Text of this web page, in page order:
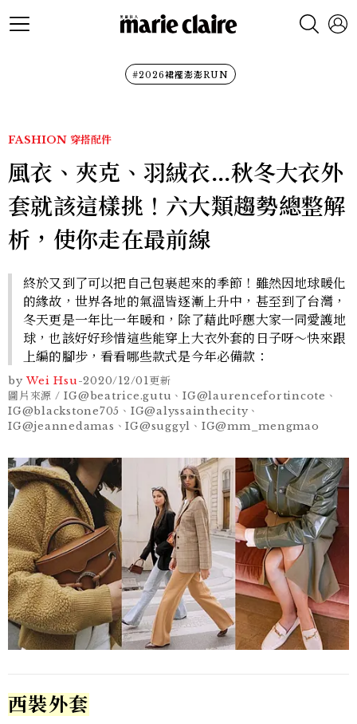
#2026裙襬澎澎RUN
FASHION 穿搭配件
風衣、夾克、羽絨衣...秋冬大衣外
套就該這樣挑！六大類趨勢總整解
析，使你走在最前線
終於又到了可以把自己包裹起來的季節！雖然因地球暖化
的緣故，世界各地的氣溫皆逐漸上升中，甚至到了台灣，
冬天更是一年比一年暖和，除了藉此呼應大家一同愛護地
球，也該好好珍惜這些能穿上大衣外套的日子呀～快來跟
上編的腳步，看看哪些款式是今年必備款：
by Wei Hsu-2020/12/01更新
圖片來源 / IG@beatrice.gutu、IG@laurencefortincote、
IG@blackstone705、IG@alyssainthecity、
IG@jeannedamas、IG@suggyl、IG@mm_mengmao
西裝外套